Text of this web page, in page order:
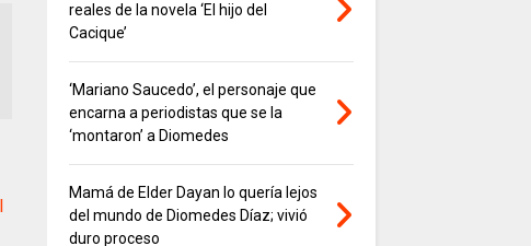
reales de la novela ‘El hijo del
Cacique’
‘Mariano Saucedo’, el personaje que
encarna a periodistas que se la
‘montaron’ a Diomedes
Mamá de Elder Dayan lo quería lejos
del mundo de Diomedes Díaz; vivió
duro proceso